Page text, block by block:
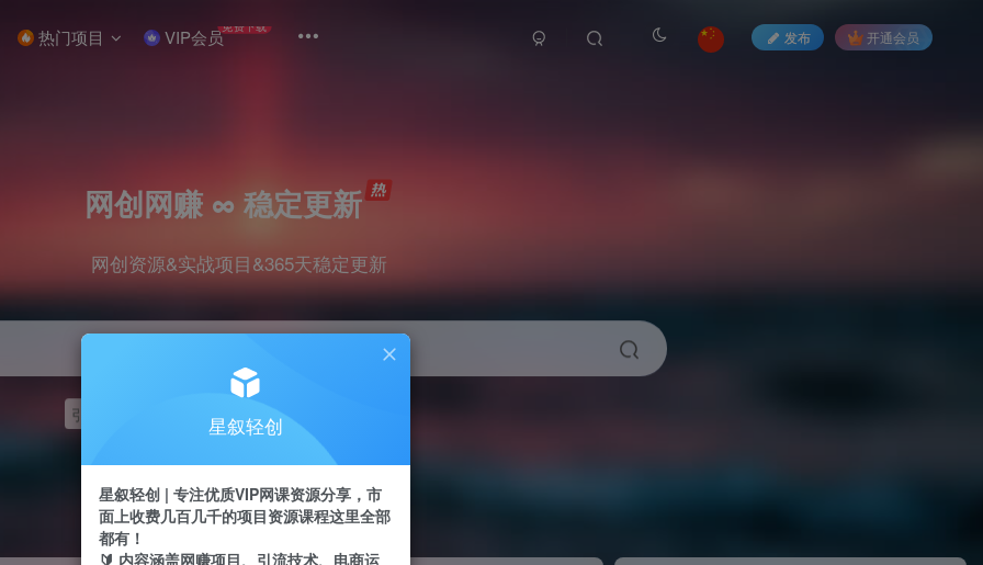
热门项目 VIP会员免费下载
发布 开通会员
网创网赚 ∞ 稳定更新
网创资源&实战项目&365天稳定更新
引流 快手 小红书
星叙轻创
星叙轻创 | 专注优质VIP网课资源分享，市
面上收费几百几千的项目资源课程这里全部
都有！
🔰 内容涵盖网赚项目、引流技术、电商运